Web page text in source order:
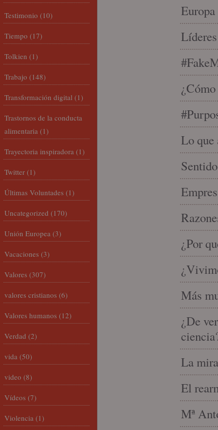
Lo que
¿Por
Más
¿De
La
El
Mª
Testimonio (10)
Tiempo (17)
Tolkien (1)
Trabajo (148)
Transformación digital (1)
Trastornos de la conducta
alimentaria (1)
Trayectoria inspiradora (1)
Twitter (1)
Últimas Voluntades (1)
Uncategorized (170)
Unión Europea (3)
Vacaciones (3)
Valores (307)
valores cristianos (6)
Valores humanos (12)
Verdad (2)
vida (50)
video (8)
Vídeos (7)
Violencia (1)